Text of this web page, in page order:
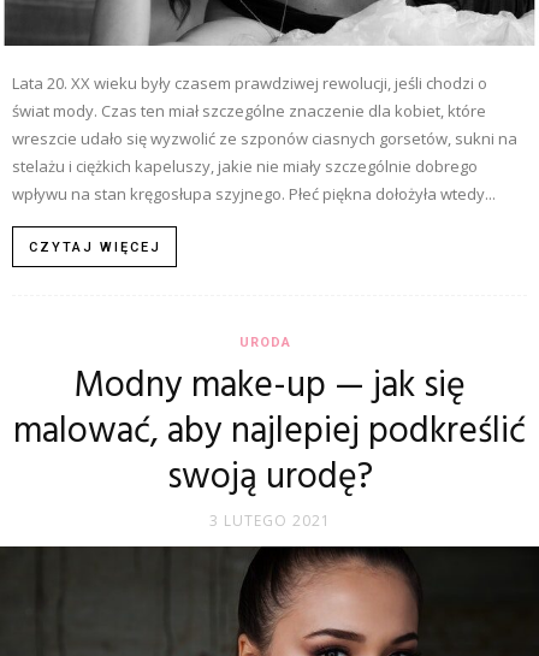
Lata 20. XX wieku były czasem prawdziwej rewolucji, jeśli chodzi o
świat mody. Czas ten miał szczególne znaczenie dla kobiet, które
wreszcie udało się wyzwolić ze szponów ciasnych gorsetów, sukni na
stelażu i ciężkich kapeluszy, jakie nie miały szczególnie dobrego
wpływu na stan kręgosłupa szyjnego. Płeć piękna dołożyła wtedy...
CZYTAJ WIĘCEJ
URODA
Modny make-up — jak się
malować, aby najlepiej podkreślić
swoją urodę?
3 LUTEGO 2021